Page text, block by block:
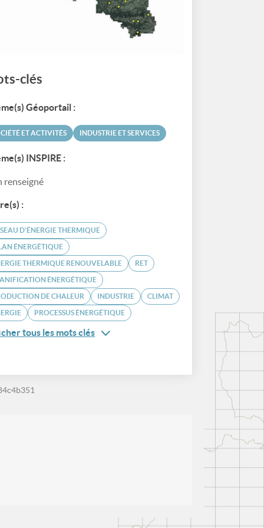
clés
Géoportail :
ET ACTIVITÉS INDUSTRIE ET SERVICES
INSPIRE :
renseigné
:
D'ÉNERGIE THERMIQUE
ÉNERGÉTIQUE
THERMIQUE RENOUVELABLE RET
ÉNERGÉTIQUE
DE CHALEUR INDUSTRIE CLIMAT
PROCESSUS ÉNERGÉTIQUE
tous les mots clés